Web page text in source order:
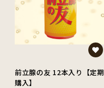
前立腺の友 12本入り【定期
購入】